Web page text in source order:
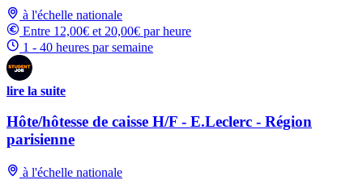
à l'échelle nationale
Entre 12,00€ et 20,00€ par heure
1 - 40 heures par semaine
lire la suite
Hôte/hôtesse de caisse H/F - E.Leclerc - Région
parisienne
à l'échelle nationale